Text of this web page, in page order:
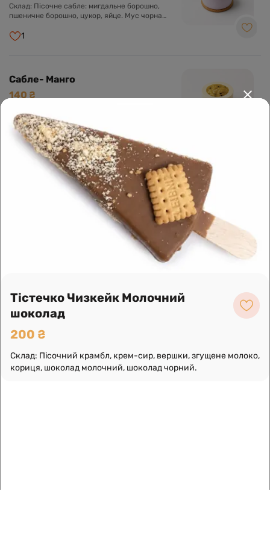
Склад: Пісочне сабле: мигдальне борошно,
пшеничне борошно, цукор, яйце. Мус чорна
глазур, вершки, желатин. Компоте: чорна
вершки, біла глазур, глюкозний сироп, желатин.
1
Сабле- Манго
140 ₴
пшеничне борошно, цукор, яйце. Манговий
мус: пюре манго, маракуя, вершки, крем-сир,
біла глазур, желатин. Компоте: пюре манго,
консервований персик, цукор, агар-агар. Крем
Намелака: молоко, вершки, біла глазур,
глюкозний сироп, желатин.
1
Сабле-Фрез
Склад: Пісочне сабле: мигдальне борошно,
пшеничне борошно, цукор, яйце. Полуничний
мус: вершки, біла глазур, крем-сир, желатин.
Полуничне компоте: полуниця, цукор, пектин.
Крем Намелака: молоко, вершки, біла глазур,
Замовлення по телефону
Тістечко Чизкейк Молочний
шоколад
200 ₴
Склад: Пісочний крамбл, крем-сир, вершки, згущене молоко,
кориця, шоколад молочний, шоколад чорний.